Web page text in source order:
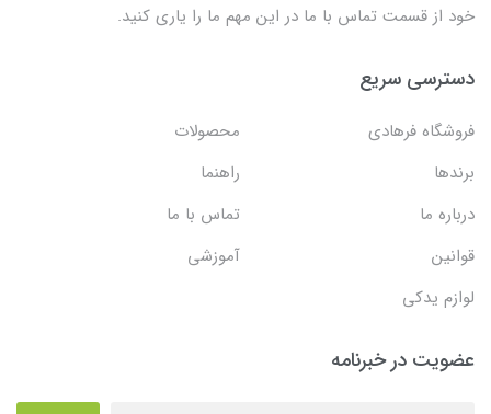
خود از قسمت تماس با ما در این مهم ما را یاری کنید.
دسترسی سریع
فروشگاه فرهادی
محصولات
برندها
راهنما
درباره ما
تماس با ما
قوانین
آموزشی
لوازم یدکی
عضویت در خبرنامه